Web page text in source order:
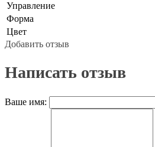
Управление
Форма
Цвет
Добавить отзыв
Написать отзыв
Ваше имя: